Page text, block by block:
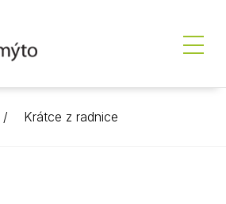
Krátce z radnice